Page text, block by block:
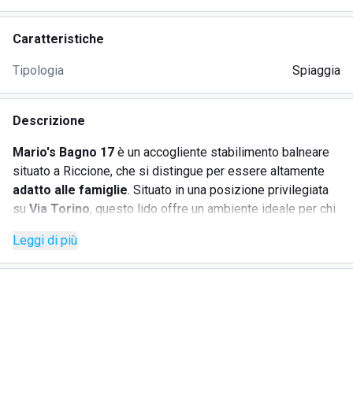
Caratteristiche
Tipologia Spiaggia
Descrizione
Mario's Bagno 17 è un accogliente stabilimento balneare
situato a Riccione, che si distingue per essere altamente
adatto alle famiglie. Situato in una posizione privilegiata
su Via Torino, questo lido offre un ambiente ideale per chi
trovare aree dedicate al gioco per i bambini, garantendo
così una giornata piacevole per grandi e piccini. Inoltre, lo
Leggi di più